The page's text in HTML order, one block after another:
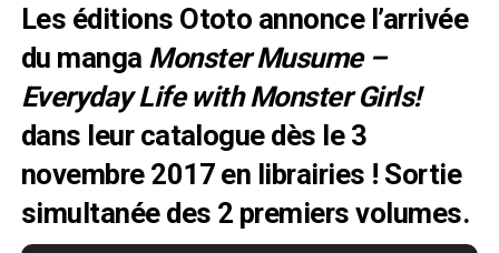
Les éditions Ototo annonce l’arrivée
du manga Monster Musume –
Everyday Life with Monster Girls!
dans leur catalogue dès le 3
novembre 2017 en librairies ! Sortie
simultanée des 2 premiers volumes.